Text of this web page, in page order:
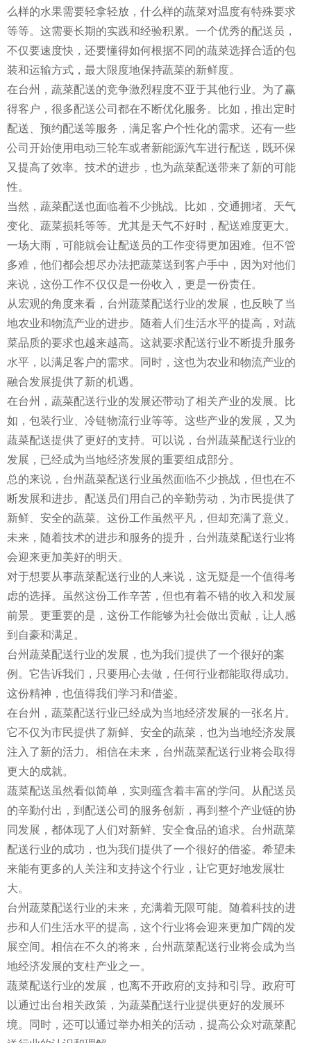
么样的水果需要轻拿轻放，什么样的蔬菜对温度有特殊要求
等等。这需要长期的实践和经验积累。一个优秀的配送员，
不仅要速度快，还要懂得如何根据不同的蔬菜选择合适的包
装和运输方式，最大限度地保持蔬菜的新鲜度。
在台州，蔬菜配送的竞争激烈程度不亚于其他行业。为了赢
得客户，很多配送公司都在不断优化服务。比如，推出定时
配送、预约配送等服务，满足客户个性化的需求。还有一些
公司开始使用电动三轮车或者新能源汽车进行配送，既环保
又提高了效率。技术的进步，也为蔬菜配送带来了新的可能
性。
当然，蔬菜配送也面临着不少挑战。比如，交通拥堵、天气
变化、蔬菜损耗等等。尤其是天气不好时，配送难度更大。
一场大雨，可能就会让配送员的工作变得更加困难。但不管
多难，他们都会想尽办法把蔬菜送到客户手中，因为对他们
来说，这份工作不仅仅是一份收入，更是一份责任。
从宏观的角度来看，台州蔬菜配送行业的发展，也反映了当
地农业和物流产业的进步。随着人们生活水平的提高，对蔬
菜品质的要求也越来越高。这就要求配送行业不断提升服务
水平，以满足客户的需求。同时，这也为农业和物流产业的
融合发展提供了新的机遇。
在台州，蔬菜配送行业的发展还带动了相关产业的发展。比
如，包装行业、冷链物流行业等等。这些产业的发展，又为
蔬菜配送提供了更好的支持。可以说，台州蔬菜配送行业的
发展，已经成为当地经济发展的重要组成部分。
总的来说，台州蔬菜配送行业虽然面临不少挑战，但也在不
断发展和进步。配送员们用自己的辛勤劳动，为市民提供了
新鲜、安全的蔬菜。这份工作虽然平凡，但却充满了意义。
未来，随着技术的进步和服务的提升，台州蔬菜配送行业将
会迎来更加美好的明天。
对于想要从事蔬菜配送行业的人来说，这无疑是一个值得考
虑的选择。虽然这份工作辛苦，但也有着不错的收入和发展
前景。更重要的是，这份工作能够为社会做出贡献，让人感
到自豪和满足。
台州蔬菜配送行业的发展，也为我们提供了一个很好的案
例。它告诉我们，只要用心去做，任何行业都能取得成功。
这份精神，也值得我们学习和借鉴。
在台州，蔬菜配送行业已经成为当地经济发展的一张名片。
它不仅为市民提供了新鲜、安全的蔬菜，也为当地经济发展
注入了新的活力。相信在未来，台州蔬菜配送行业将会取得
更大的成就。
蔬菜配送虽然看似简单，实则蕴含着丰富的学问。从配送员
的辛勤付出，到配送公司的服务创新，再到整个产业链的协
同发展，都体现了人们对新鲜、安全食品的追求。台州蔬菜
配送行业的成功，也为我们提供了一个很好的借鉴。希望未
来能有更多的人关注和支持这个行业，让它更好地发展壮
大。
台州蔬菜配送行业的未来，充满着无限可能。随着科技的进
步和人们生活水平的提高，这个行业将会迎来更加广阔的发
展空间。相信在不久的将来，台州蔬菜配送行业将会成为当
地经济发展的支柱产业之一。
蔬菜配送行业的发展，也离不开政府的支持和引导。政府可
以通过出台相关政策，为蔬菜配送行业提供更好的发展环
境。同时，还可以通过举办相关的活动，提高公众对蔬菜配